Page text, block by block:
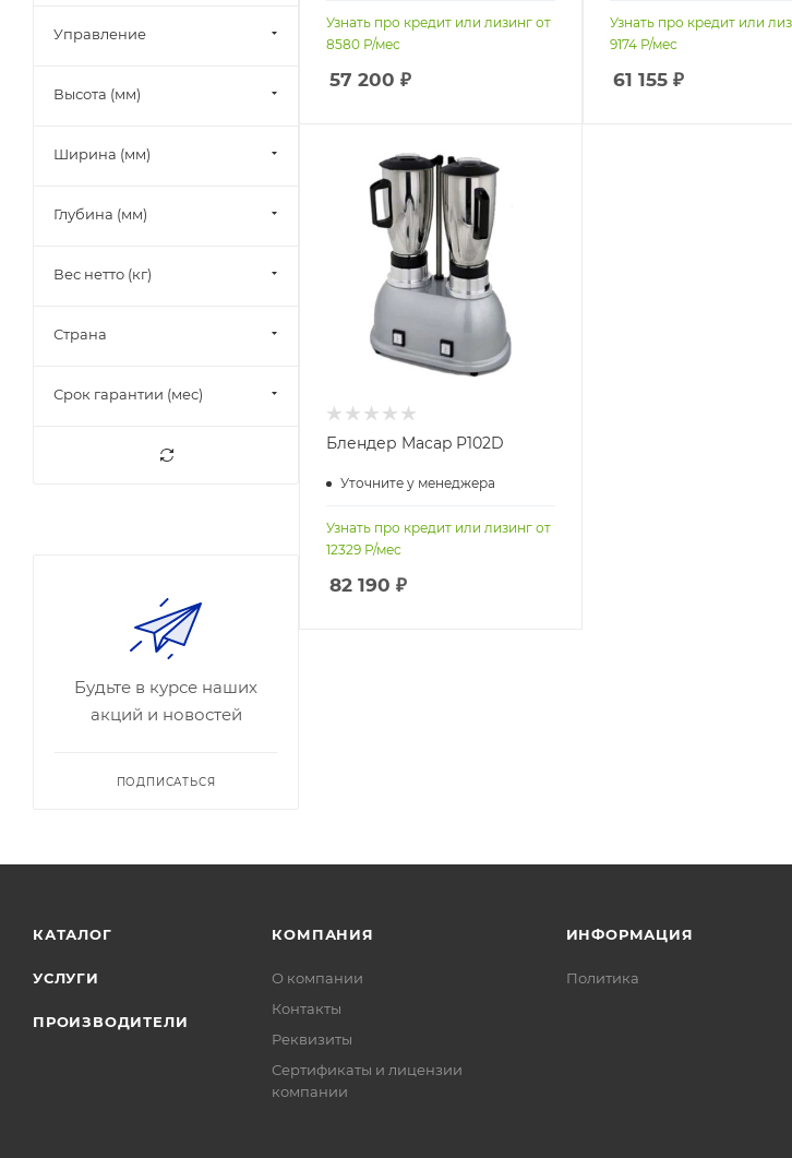
Узнать про кредит или лизинг от
8580 Р/мес
57 200 ₽
Узнать про кредит или
9174Р/мес
61 155₽
Блендер Macap P102D
Уточните у менеджера
Узнать про кредит или лизинг от
12329 Р/мес
82 190 ₽
Управление
Высота (мм)
Ширина (мм)
Глубина (мм)
Вес нетто (кг)
Страна
Срок гарантии (мес)
Будьте в курсе наших
акций и новостей
ПОДПИСАТЬСЯ
КАТАЛОГ
УСЛУГИ
ПРОИЗВОДИТЕЛИ
КОМПАНИЯ
О компании
Контакты
Реквизиты
Сертификаты и лицензии
компании
ИНФОРМАЦИЯ
Политика